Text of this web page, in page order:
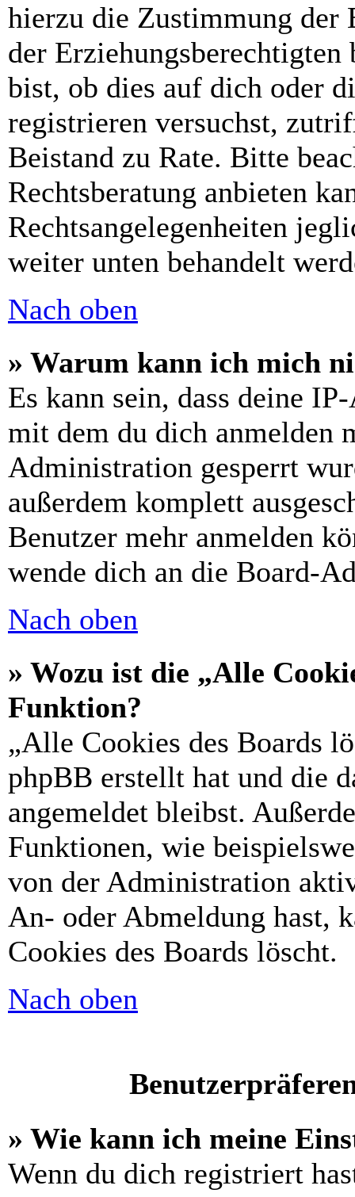
hierzu die Zustimmung der
der
bist, ob dies auf dich oder
registrieren versuchst,
Beistand zu Rate. Bitte
Rechtsberatung anbieten
Rechtsangelegenheiten
weiter unten behandelt
Nach oben
» Warum kann ich mich
Es kann sein, dass deine
mit dem du dich anmelden
Administration gesperrt
außerdem komplett
Benutzer mehr anmelden
wende dich an die Board-
Nach oben
» Wozu ist die „Alle
Funktion?
„Alle Cookies des Boards
phpBB erstellt hat und die
angemeldet bleibst.
Funktionen, wie
von der Administration
An- oder Abmeldung hast,
Cookies des Boards löscht.
Nach oben
» Wie kann ich meine
Wenn du dich registriert